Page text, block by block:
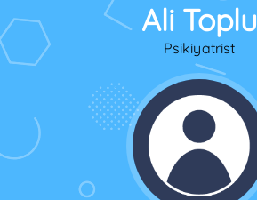
Ali Toplu
Psikiyatrist